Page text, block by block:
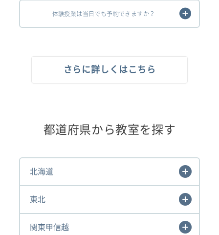
体験授業は当日でも予約できますか？
さらに詳しくはこちら
都道府県から教室を探す
北海道
東北
関東甲信越